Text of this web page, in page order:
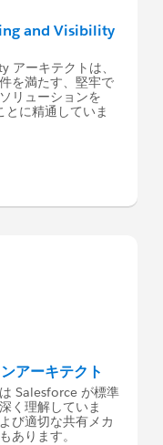
and Visibility
ーキテクトは、
を満たす、堅牢で
リューションを
に精通していま
アーキテクト
Salesforce が標準
く理解していま
び適切な共有メカ
あります。